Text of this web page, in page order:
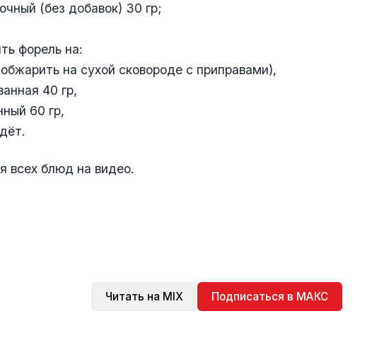
(без добавок) 30 гр;
форель на:
на сухой сковороде с приправами),
40 гр,
60 гр,
всех блюд на видео.
Читать на MIX Подписаться в МАКС